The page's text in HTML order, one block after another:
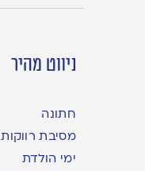
ניווט מהיר
חתונה
מסיבת רווקות
ימי הולדת